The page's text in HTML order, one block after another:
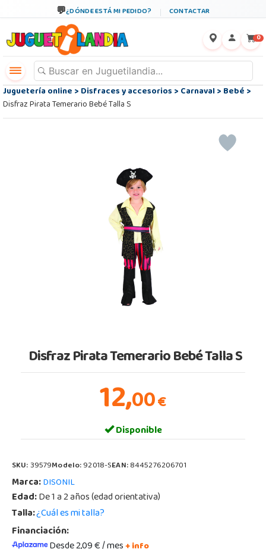
¿DÓNDE ESTÁ MI PEDIDO? CONTACTAR
0
Juguetería online>Disfraces y accesorios>Carnaval>Bebé>
Disfraz Pirata Temerario Bebé Talla S
Disfraz Pirata Temerario Bebé Talla S
12,00€
Disponible
SKU:39579Modelo:92018-SEAN:8445276206701
Marca:DISONIL
Edad:De 1 a 2 años (edad orientativa)
Talla:¿Cuál es mi talla?
Financiación: